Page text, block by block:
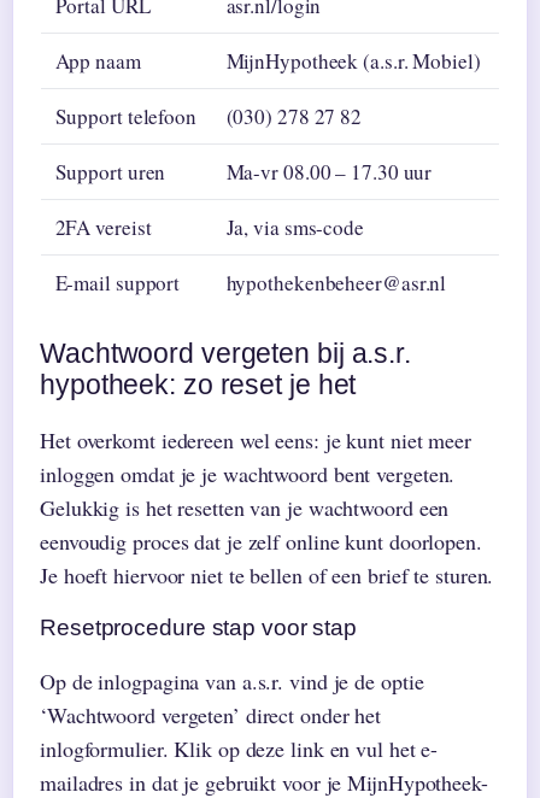
App naam
MijnHypotheek (a.s.r. Mobiel)
Support telefoon
(030) 278 27 82
Support uren
Ma-vr 08.00 – 17.30 uur
2FA vereist
Ja, via sms-code
E-mail support
hypothekenbeheer@asr.nl
Wachtwoord vergeten bij a.s.r.
hypotheek: zo reset je het
Het overkomt iedereen wel eens: je kunt niet meer
inloggen omdat je je wachtwoord bent vergeten.
Gelukkig is het resetten van je wachtwoord een
eenvoudig proces dat je zelf online kunt doorlopen.
Je hoeft hiervoor niet te bellen of een brief te sturen.
Resetprocedure stap voor stap
Op de inlogpagina van a.s.r. vind je de optie
‘Wachtwoord vergeten’ direct onder het
inlogformulier. Klik op deze link en vul het e-
mailadres in dat je gebruikt voor je MijnHypotheek-